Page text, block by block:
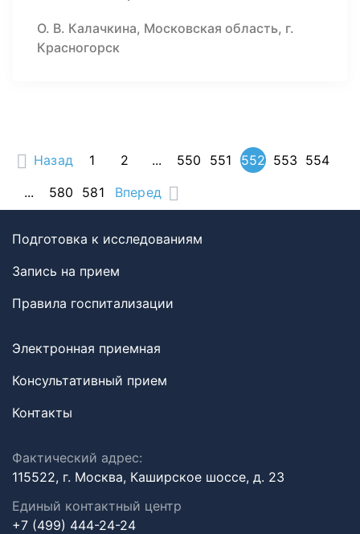
О. В. Калачкина, Московская область, г.
Красногорск
Назад 1 2 ... 550 551 552 553 554
...
580 581 Вперед
Подготовка к исследованиям
Запись на прием
Правила госпитализации
Электронная приемная
Консультативный прием
Контакты
Фактический адрес:
115522, г. Москва, Каширское шоссе, д. 23
Единый контактный центр
+7 (499) 444-24-24